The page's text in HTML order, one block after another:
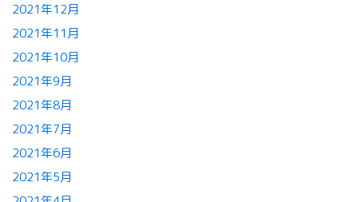
2021年12月
2021年11月
2021年10月
2021年9月
2021年8月
2021年7月
2021年6月
2021年5月